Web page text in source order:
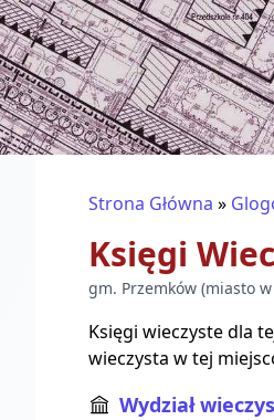
Strona Główna »
Księgi
gm. Przemków (miasto
Księgi wieczyste dla
wieczysta w tej
Wydział